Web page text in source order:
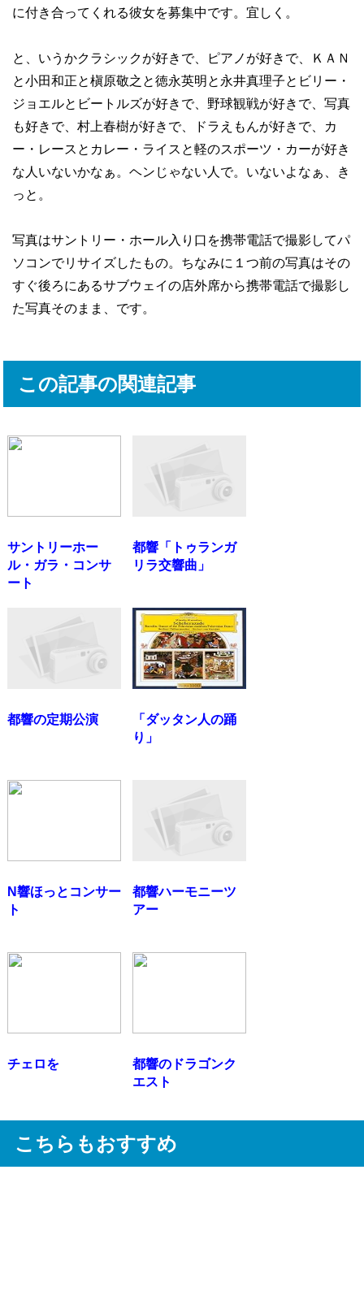
に付き合ってくれる彼女を募集中です。宜しく。
と、いうかクラシックが好きで、ピアノが好きで、ＫＡＮ
と小田和正と槇原敬之と徳永英明と永井真理子とビリー・
ジョエルとビートルズが好きで、野球観戦が好きで、写真
も好きで、村上春樹が好きで、ドラえもんが好きで、カ
ー・レースとカレー・ライスと軽のスポーツ・カーが好き
な人いないかなぁ。ヘンじゃない人で。いないよなぁ、き
っと。
写真はサントリー・ホール入り口を携帯電話で撮影してパ
ソコンでリサイズしたもの。ちなみに１つ前の写真はその
すぐ後ろにあるサブウェイの店外席から携帯電話で撮影し
た写真そのまま、です。
この記事の関連記事
サントリーホー
ル・ガラ・コンサ
ート
都響「トゥランガ
リラ交響曲」
都響の定期公演
「ダッタン人の踊
り」
N響ほっとコンサー
ト
都響ハーモニーツ
アー
チェロを
都響のドラゴンク
エスト
こちらもおすすめ